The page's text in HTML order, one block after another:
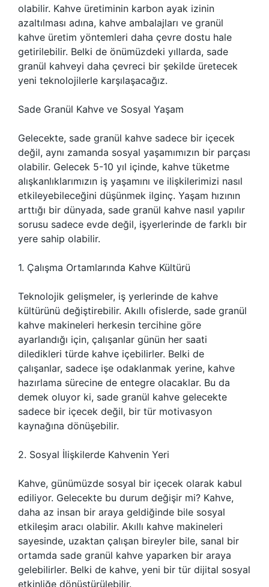
olabilir. Kahve üretiminin karbon ayak izinin
azaltılması adına, kahve ambalajları ve granül
kahve üretim yöntemleri daha çevre dostu hale
getirilebilir. Belki de önümüzdeki yıllarda, sade
granül kahveyi daha çevreci bir şekilde üretecek
yeni teknolojilerle karşılaşacağız.
Sade Granül Kahve ve Sosyal Yaşam
Gelecekte, sade granül kahve sadece bir içecek
değil, aynı zamanda sosyal yaşamımızın bir parçası
olabilir. Gelecek 5-10 yıl içinde, kahve tüketme
alışkanlıklarımızın iş yaşamını ve ilişkilerimizi nasıl
etkileyebileceğini düşünmek ilginç. Yaşam hızının
arttığı bir dünyada, sade granül kahve nasıl yapılır
sorusu sadece evde değil, işyerlerinde de farklı bir
yere sahip olabilir.
1. Çalışma Ortamlarında Kahve Kültürü
Teknolojik gelişmeler, iş yerlerinde de kahve
kültürünü değiştirebilir. Akıllı ofislerde, sade granül
kahve makineleri herkesin tercihine göre
ayarlandığı için, çalışanlar günün her saati
diledikleri türde kahve içebilirler. Belki de
çalışanlar, sadece işe odaklanmak yerine, kahve
hazırlama sürecine de entegre olacaklar. Bu da
demek oluyor ki, sade granül kahve gelecekte
sadece bir içecek değil, bir tür motivasyon
kaynağına dönüşebilir.
2. Sosyal İlişkilerde Kahvenin Yeri
Kahve, günümüzde sosyal bir içecek olarak kabul
ediliyor. Gelecekte bu durum değişir mi? Kahve,
daha az insan bir araya geldiğinde bile sosyal
etkileşim aracı olabilir. Akıllı kahve makineleri
sayesinde, uzaktan çalışan bireyler bile, sanal bir
ortamda sade granül kahve yaparken bir araya
gelebilirler. Belki de kahve, yeni bir tür dijital sosyal
etkinliğe dönüştürülebilir.